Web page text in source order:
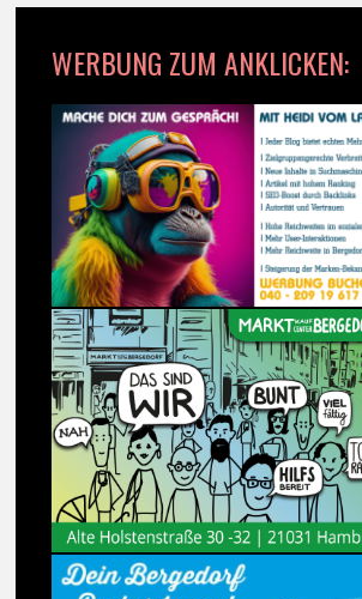
WERBUNG ZUM ANKLICKEN: